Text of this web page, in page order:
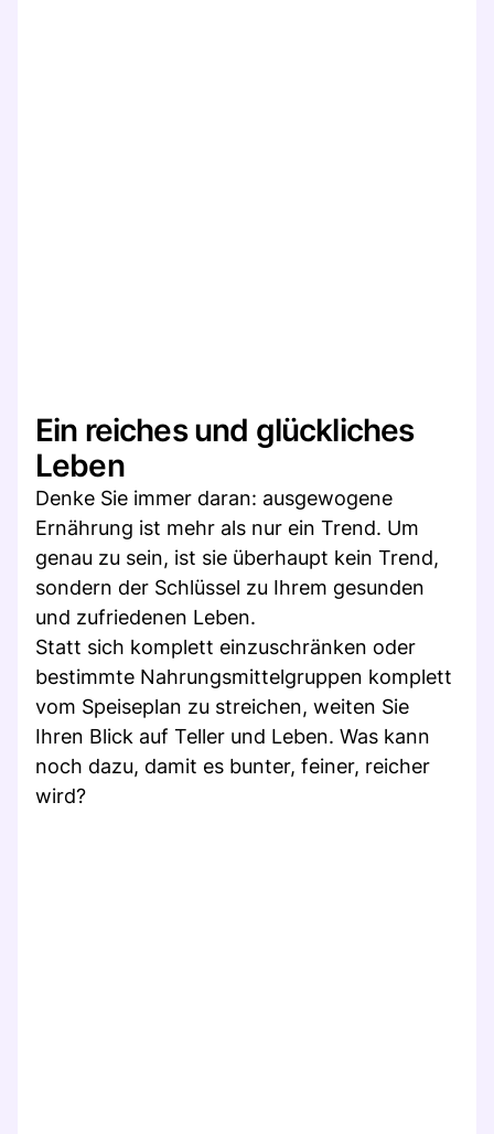
Ein reiches und glückliches
Leben
Denke Sie immer daran: ausgewogene
Ernährung ist mehr als nur ein Trend. Um
genau zu sein, ist sie überhaupt kein Trend,
sondern der Schlüssel zu Ihrem gesunden
und zufriedenen Leben.
Statt sich komplett einzuschränken oder
bestimmte Nahrungsmittelgruppen komplett
vom Speiseplan zu streichen, weiten Sie
Ihren Blick auf Teller und Leben. Was kann
noch dazu, damit es bunter, feiner, reicher
wird?